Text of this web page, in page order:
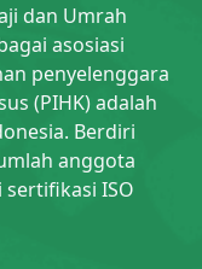
dan Umrah
asosiasi
penyelenggara
(PIHK) adalah
Berdiri
anggota
ISO